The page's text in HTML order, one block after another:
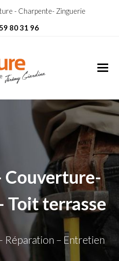
- Charpente- Zinguerie
80 31 96
couvreur La Grand-Croix
Couverture-
Toit terrasse
Réparation – Entretien